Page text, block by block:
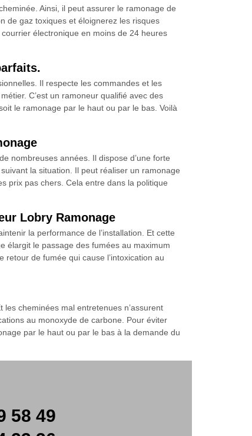
Ainsi, il peut assurer le ramonage de
de gaz toxiques et éloignerez les risques
électronique en moins de 24 heures
Il respecte les commandes et les
C’est un ramoneur qualifié avec des
le ramonage par le haut ou par le bas. Voilà
nombreuses années. Il dispose d’une forte
la situation. Il peut réaliser un ramonage
prix pas chers. Cela entre dans la politique
Lobry Ramonage
la performance de l’installation. Et cette
élargit le passage des fumées au maximum
de fumée qui cause l’intoxication au
cheminées mal entretenues n’assurent
au monoxyde de carbone. Pour éviter
par le haut ou par le bas à la demande du
58 49